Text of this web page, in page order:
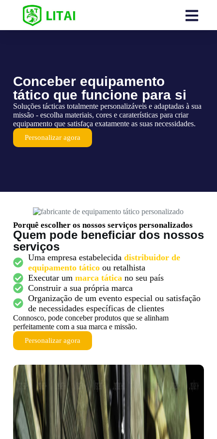
Conceber equipamento
tático que funcione para si
Soluções tácticas totalmente personalizáveis e adaptadas à sua
missão - escolha materiais, cores e caraterísticas para criar
equipamento que satisfaça exatamente as suas necessidades.
Personalizar agora
Porquê escolher os nossos serviços personalizados
Quem pode beneficiar dos nossos
serviços
Uma empresa estabelecidadistribuidor de
equipamento tático ou retalhista
Executar ummarca táticano seu país
Construir a sua própria marca
Organização de um evento especial ou satisfação
de necessidades específicas de clientes
Connosco, pode conceber produtos que se alinham
perfeitamente com a sua marca e missão.
Personalizar agora